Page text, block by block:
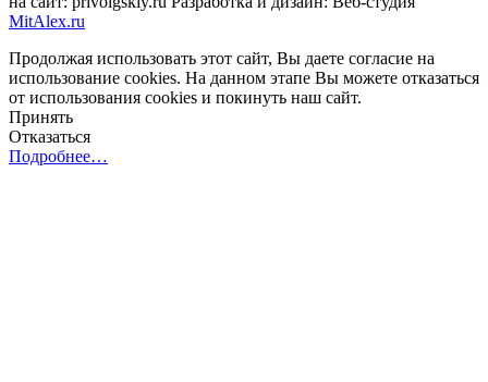
MitAlex.ru
Продолжая использовать этот сайт, Вы даете согласие на
использование cookies. На данном этапе Вы можете отказаться
от использования cookies и покинуть наш сайт.
Принять
Отказаться
Подробнее…